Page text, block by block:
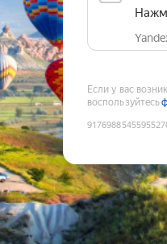
Если у вас
воспользуйтесь